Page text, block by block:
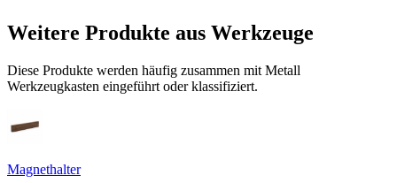
Weitere Produkte aus Werkzeuge
Diese Produkte werden häufig zusammen mit Metall
Werkzeugkasten eingeführt oder klassifiziert.
Magnethalter